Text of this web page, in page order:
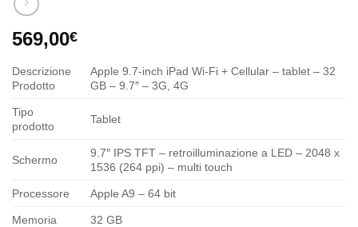
569,00€
Descrizione
Prodotto
Apple 9.7-inch iPad Wi-Fi + Cellular – tablet – 32
GB – 9.7″ – 3G, 4G
Tipo
prodotto
Tablet
Schermo
9.7″ IPS TFT – retroilluminazione a LED – 2048 x
1536 (264 ppi) – multi touch
Processore Apple A9 – 64 bit
Memoria 32 GB